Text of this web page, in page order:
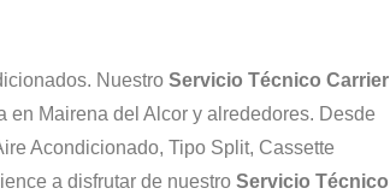
Nuestro Servicio Técnico Carrier
Mairena del Alcor y alrededores. Desde
Acondicionado, Tipo Split, Cassette
a disfrutar de nuestro Servicio Técnico